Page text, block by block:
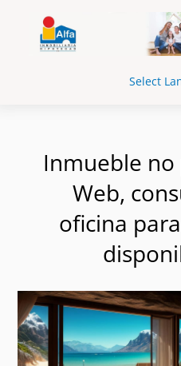
Select
Inmueble
Web,
oficina